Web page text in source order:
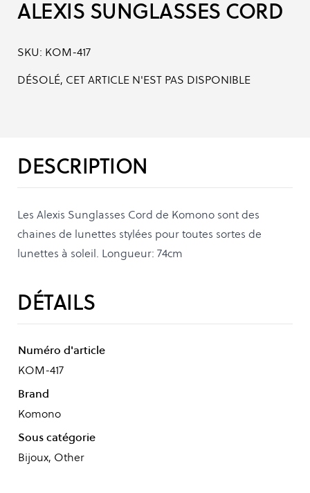
ALEXIS SUNGLASSES CORD
SKU: KOM-417
DÉSOLÉ, CET ARTICLE N'EST PAS DISPONIBLE
DESCRIPTION
Les Alexis Sunglasses Cord de Komono sont des
chaines de lunettes stylées pour toutes sortes de
lunettes à soleil. Longueur: 74cm
DÉTAILS
Numéro d'article
KOM-417
Brand
Komono
Sous catégorie
Bijoux, Other